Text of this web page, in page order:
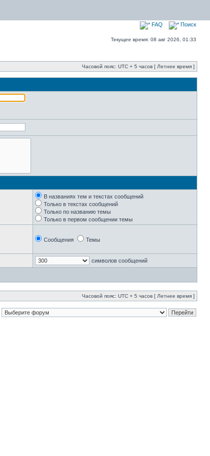
FAQ Поиск
Текущее время: 08 авг 2026, 01:33
Часовой пояс: UTC + 5 часов [ Летнее время ]
В названиях тем и текстах сообщений
Только в текстах сообщений
Только по названию темы
Только в первом сообщении темы
Сообщения Темы
символов сообщений
Часовой пояс: UTC + 5 часов [ Летнее время ]